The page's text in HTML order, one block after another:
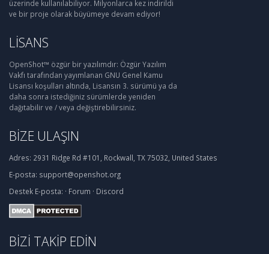
üzerinde kullanılabiliyor. Milyonlarca kez indirildi
ve bir proje olarak büyümeye devam ediyor!
LISANS
OpenShot™ özgür bir yazılımdır: Özgür Yazılım
Vakfı tarafından yayımlanan GNU Genel Kamu
Lisansı koşulları altında, Lisansın 3. sürümü ya da
daha sonra istediğiniz sürümlerde yeniden
dağıtabilir ve / veya değiştirebilirsiniz.
BIZE ULAŞIN
Adres: 2931 Ridge Rd #101, Rockwall, TX 75032, United States
E-posta: support@openshot.org
Destek E-posta: · Forum · Discord
BIZI TAKIP EDIN